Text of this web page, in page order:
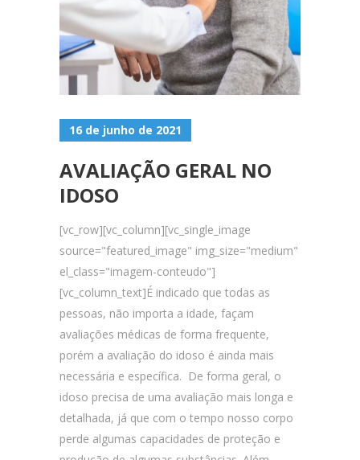
16 de junho de 2021
AVALIAÇÃO GERAL NO
IDOSO
[vc_row][vc_column][vc_single_image
source="featured_image" img_size="medium"
el_class="imagem-conteudo"]
[vc_column_text]É indicado que todas as
pessoas, não importa a idade, façam
avaliações médicas de forma frequente,
porém a avaliação do idoso é ainda mais
necessária e específica. De forma geral, o
idoso precisa de uma avaliação mais longa e
detalhada, já que com o tempo nosso corpo
perde algumas capacidades de proteção e